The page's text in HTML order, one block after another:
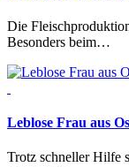
Die
Besonders beim…
Leblose Frau aus
Trotz schneller Hilfe